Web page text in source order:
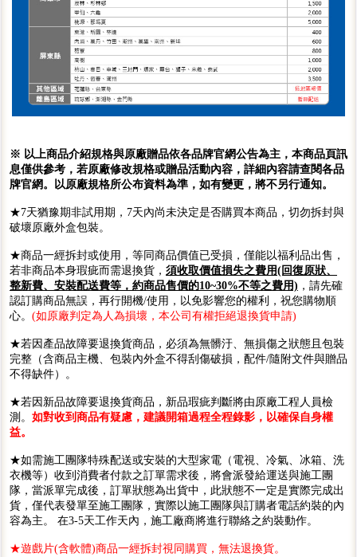
※ 以上商品介紹規格與原廠贈品依各品牌官網公告為主，本商品頁訊
息僅供參考，若原廠修改規格或贈品活動內容，詳細內容請查閱各品
牌官網。以原廠規格所公布資料為準，如有變更，將不另行通知。
★7天猶豫期非試用期，7天內尚未決定是否購買本商品，切勿拆封與
破壞原廠外盒包裝。
★商品一經拆封或使用，等同商品價值已受損，僅能以福利品出售，
若非商品本身瑕疵而需退換貨， 須收取價值損失之費用(回復原狀、
整新費、安裝配送費等，約商品售價的10~30%不等之費用) ，請先確
認訂購商品無誤，再行開機/使用，以免影響您的權利，祝您購物順
心。 (如原廠判定為人為損壞，本公司有權拒絕退換貨申請)
★若因產品故障要退換貨商品，必須為無髒汙、無損傷之狀態且包裝
完整（含商品主機、包裝內外盒不得刮傷破損，配件/隨附文件與贈品
不得缺件）。
★若因新品故障要退換貨商品，新品瑕疵判斷將由原廠工程人員檢
測。 如對收到商品有疑慮，建議開箱過程全程錄影，以確保自身權
益。
★如需施工團隊特殊配送或安裝的大型家電（電視、冷氣、冰箱、洗
衣機等）收到消費者付款之訂單需求後，將會派發給運送與施工團
隊，當派單完成後，訂單狀態為出貨中，此狀態不一定是實際完成出
貨，僅代表發單至施工團隊，實際以施工團隊與訂購者電話約裝的內
容為主。 在3-5天工作天內，施工廠商將進行聯絡之約裝動作。
★遊戲片(含軟體)商品一經拆封視同購買，無法退換貨。